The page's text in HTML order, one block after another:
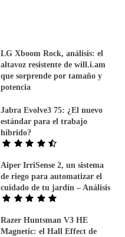
LG Xboom Rock, análisis: el
altavoz resistente de will.i.am
que sorprende por tamaño y
potencia
Jabra Evolve3 75: ¿El nuevo
estándar para el trabajo
híbrido?
Aiper IrriSense 2, un sistema
de riego para automatizar el
cuidado de tu jardín – Análisis
Razer Huntsman V3 HE
Magnetic: el Hall Effect de